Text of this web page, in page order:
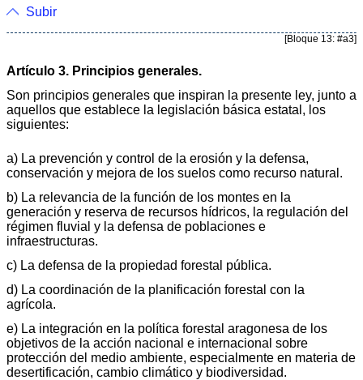
Subir
[Bloque 13: #a3]
Artículo 3. Principios generales.
Son principios generales que inspiran la presente ley, junto a
aquellos que establece la legislación básica estatal, los
siguientes:
a) La prevención y control de la erosión y la defensa,
conservación y mejora de los suelos como recurso natural.
b) La relevancia de la función de los montes en la
generación y reserva de recursos hídricos, la regulación del
régimen fluvial y la defensa de poblaciones e
infraestructuras.
c) La defensa de la propiedad forestal pública.
d) La coordinación de la planificación forestal con la
agrícola.
e) La integración en la política forestal aragonesa de los
objetivos de la acción nacional e internacional sobre
protección del medio ambiente, especialmente en materia de
desertificación, cambio climático y biodiversidad.